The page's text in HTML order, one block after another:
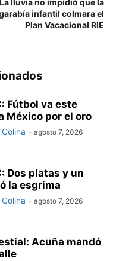
La lluvia no impidió que la
infantil colmara el
Plan Vacacional RIE
Fútbol va este
México por el oro
- agosto 7, 2026
Dos platas y un
la esgrima
- agosto 7, 2026
Acuña mandó